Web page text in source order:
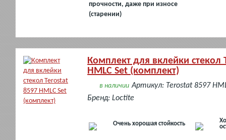
прочности, даже при износе
(старении)
Комплект для вклейки стекол
HMLC Set (комплект)
в наличии Артикул: Terostat 8597
Бренд: Loctite
Очень хорошая стойкость